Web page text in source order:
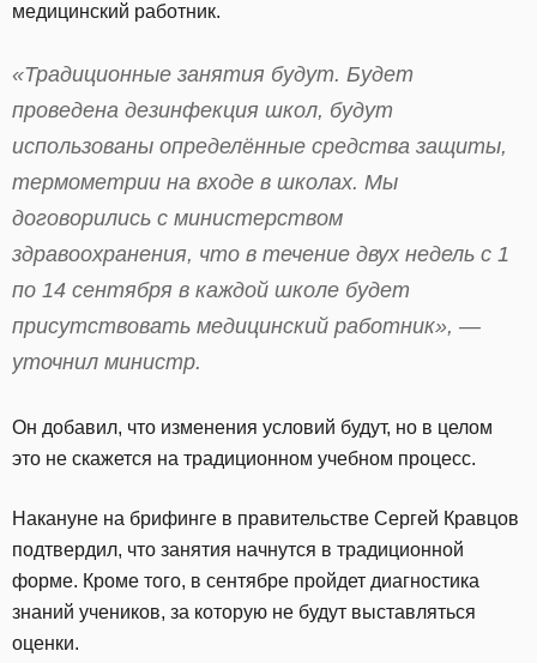
медицинский работник.
«Традиционные занятия будут. Будет
проведена дезинфекция школ, будут
использованы определённые средства защиты,
термометрии на входе в школах. Мы
договорились с министерством
здравоохранения, что в течение двух недель с 1
по 14 сентября в каждой школе будет
присутствовать медицинский работник», —
уточнил министр.
Он добавил, что изменения условий будут, но в целом
это не скажется на традиционном учебном процесс.
Накануне на брифинге в правительстве Сергей Кравцов
подтвердил, что занятия начнутся в традиционной
форме. Кроме того, в сентябре пройдет диагностика
знаний учеников, за которую не будут выставляться
оценки.